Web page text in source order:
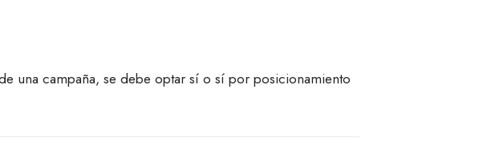
una campaña, se debe optar sí o sí por posicionamiento